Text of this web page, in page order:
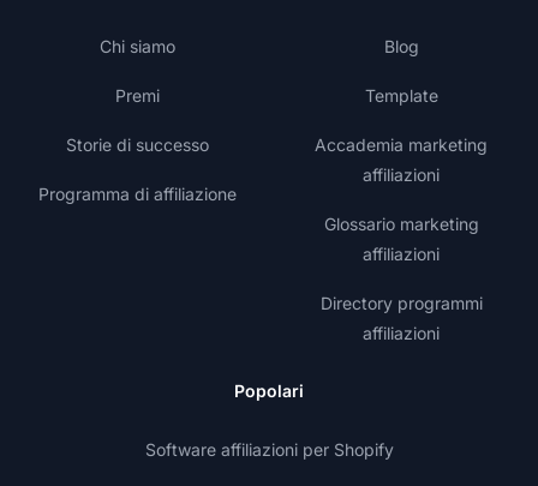
Chi siamo
Premi
Storie di successo
Programma di affiliazione
Blog
Template
Accademia marketing
affiliazioni
Glossario marketing
affiliazioni
Directory programmi
affiliazioni
Popolari
Software affiliazioni per Shopify